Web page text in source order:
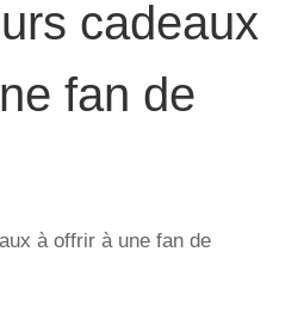
cadeaux
fan de
à offrir à une fan de